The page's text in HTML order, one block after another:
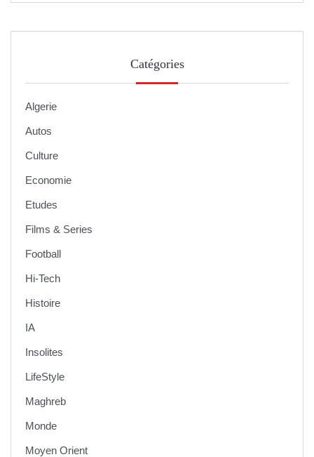
Catégories
Algerie
Autos
Culture
Economie
Etudes
Films & Series
Football
Hi-Tech
Histoire
IA
Insolites
LifeStyle
Maghreb
Monde
Moyen Orient